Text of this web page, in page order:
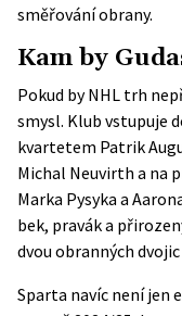
směřování obrany.
Kam by
Pokud by NHL trh
smysl. Klub vstupuje
kvartetem Patrik
Michal Neuvirth a na
Marka Pysyka a
bek, pravák a
dvou obranných
Sparta navíc není jen